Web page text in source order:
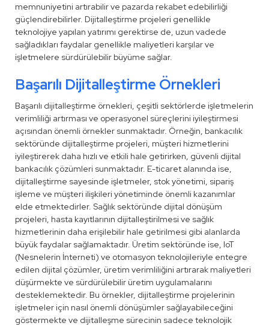
memnuniyetini artırabilir ve pazarda rekabet edebilirliği
güçlendirebilirler. Dijitalleştirme projeleri genellikle
teknolojiye yapılan yatırımı gerektirse de, uzun vadede
sağladıkları faydalar genellikle maliyetleri karşılar ve
işletmelere sürdürülebilir büyüme sağlar.
Başarılı Dijitalleştirme Örnekleri
Başarılı dijitalleştirme örnekleri, çeşitli sektörlerde işletmelerin
verimliliği artırması ve operasyonel süreçlerini iyileştirmesi
açısından önemli örnekler sunmaktadır. Örneğin, bankacılık
sektöründe dijitalleştirme projeleri, müşteri hizmetlerini
iyileştirerek daha hızlı ve etkili hale getirirken, güvenli dijital
bankacılık çözümleri sunmaktadır. E-ticaret alanında ise,
dijitalleştirme sayesinde işletmeler, stok yönetimi, sipariş
işleme ve müşteri ilişkileri yönetiminde önemli kazanımlar
elde etmektedirler. Sağlık sektöründe dijital dönüşüm
projeleri, hasta kayıtlarının dijitalleştirilmesi ve sağlık
hizmetlerinin daha erişilebilir hale getirilmesi gibi alanlarda
büyük faydalar sağlamaktadır. Üretim sektöründe ise, IoT
(Nesnelerin İnterneti) ve otomasyon teknolojileriyle entegre
edilen dijital çözümler, üretim verimliliğini artırarak maliyetleri
düşürmekte ve sürdürülebilir üretim uygulamalarını
desteklemektedir. Bu örnekler, dijitalleştirme projelerinin
işletmeler için nasıl önemli dönüşümler sağlayabileceğini
göstermekte ve dijitalleşme sürecinin sadece teknolojik